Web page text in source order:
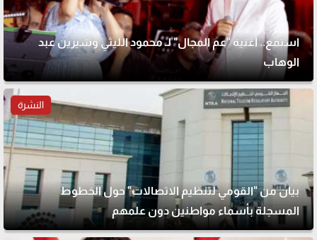
استمع.. أغنية "عم المجال" لـ محمود الليثي وشيرين عبد
الوهاب
النشرة
بيان من "القومي لتنظيم الاتصالات" حول الخطوط
المسجلة بأسماء مواطنين دون علمهم